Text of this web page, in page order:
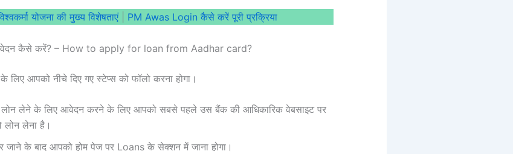
योजना की मुख्य विशेषताएं| PM Awas Login कैसे करें पूरी प्रक्रिया
कैसे करें? – How to apply for loan from Aadhar card?
आपको नीचे दिए गए स्टेप्स को फॉलो करना होगा।
लोन लेने के लिए आवेदन करने के लिए आपको सबसे पहले उस बैंक की आधिकारिक वेबसाइट पर
लोन लेना है।
जाने के बाद आपको होम पेज पर Loans के सेक्शन में जाना होगा।